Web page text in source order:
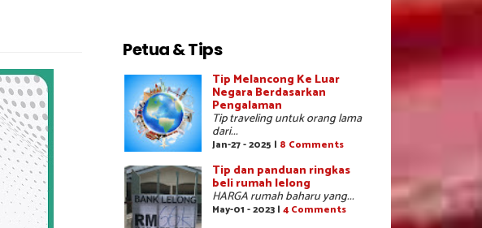
Petua & Tips
Tip Melancong Ke Luar
Negara Berdasarkan
Pengalaman
Tip traveling untuk orang lama
dari...
Jan-27 - 2025 | 8 Comments
Tip dan panduan ringkas
beli rumah lelong
HARGA rumah baharu yang...
May-01 - 2023 | 4 Comments